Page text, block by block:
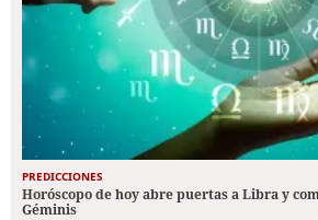
PREDICCIONES
Horóscopo de hoy abre puertas a Libra y
Géminis